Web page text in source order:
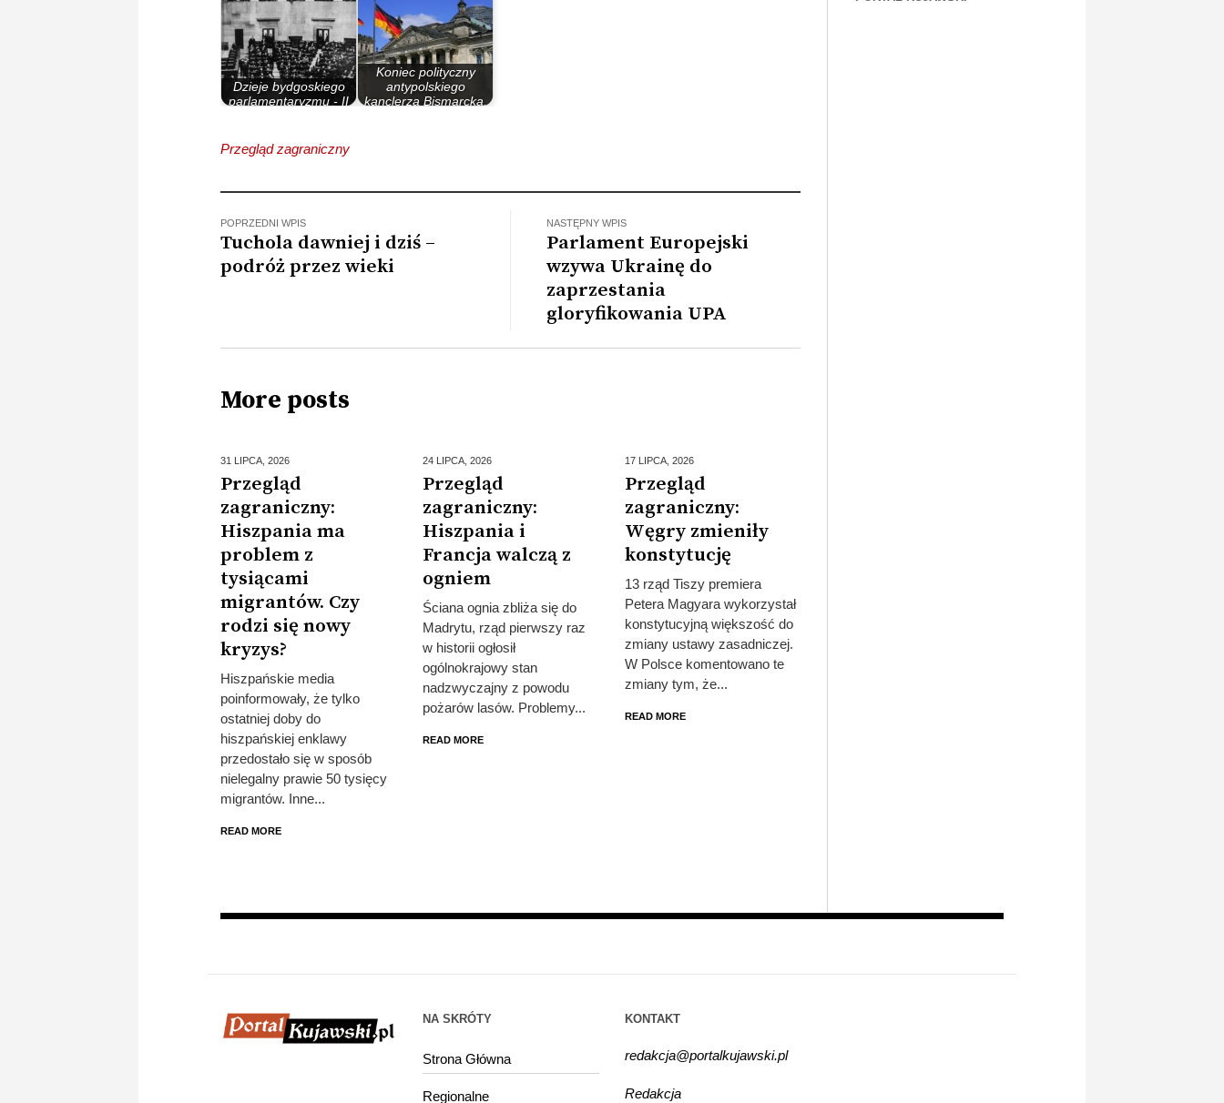
Dzieje bydgoskiego
parlamentaryzmu - II
Koniec polityczny
antypolskiego
kanclerza Bismarcka.
Przegląd zagraniczny
POPRZEDNI WPIS
Tuchola dawniej i dziś –
podróż przez wieki
NASTĘPNY WPIS
Parlament Europejski
wzywa Ukrainę do
zaprzestania
gloryfikowania UPA
More posts
31 LIPCA, 2026
Przegląd
zagraniczny:
Hiszpania ma
problem z
tysiącami
migrantów. Czy
rodzi się nowy
kryzys?
Hiszpańskie media
poinformowały, że tylko
ostatniej doby do
hiszpańskiej enklawy
przedostało się w sposób
nielegalny prawie 50 tysięcy
migrantów. Inne...
READ MORE
24 LIPCA, 2026
Przegląd
zagraniczny:
Hiszpania i
Francja walczą z
ogniem
Ściana ognia zbliża się do
Madrytu, rząd pierwszy raz
w historii ogłosił
ogólnokrajowy stan
nadzwyczajny z powodu
pożarów lasów. Problemy...
READ MORE
17 LIPCA, 2026
Przegląd
zagraniczny:
Węgry zmieniły
konstytucję
13 rząd Tiszy premiera
Petera Magyara wykorzystał
konstytucyjną większość do
zmiany ustawy zasadniczej.
W Polsce komentowano te
zmiany tym, że...
READ MORE
NA SKRÓTY
Strona Główna
Regionalne
KONTAKT
redakcja@portalkujawski.pl
Redakcja